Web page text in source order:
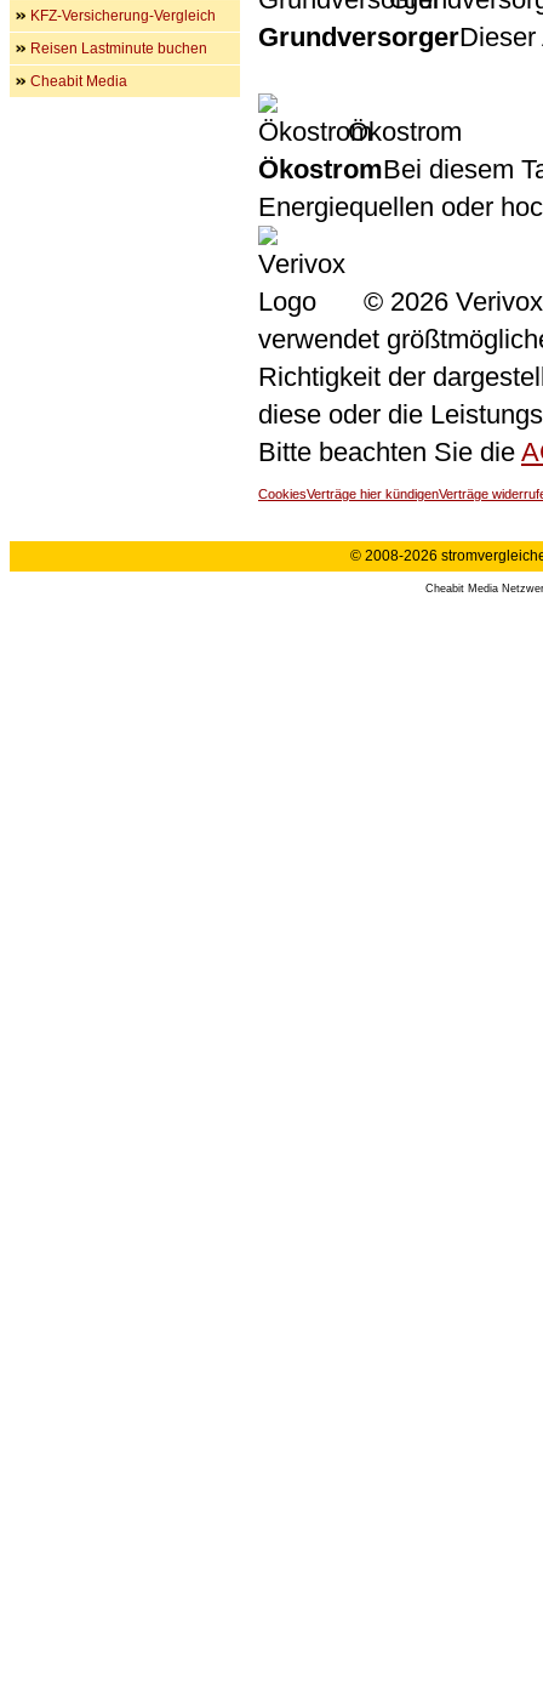
GrundversorgerDieser
Ökostrom
ÖkostromBei diesem
Energiequellen oder
© 2026
verwendet
Richtigkeit der
diese oder die
Bitte beachten Sie die
CookiesVerträge hier kündigenVerträge
KFZ-Versicherung-Vergleich
Reisen Lastminute buchen
Cheabit Media
© 2008-2026
Cheabit Media